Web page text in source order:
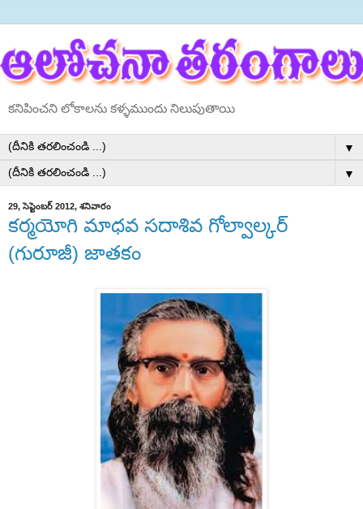
కనిపించని లోకాలను కళ్ళముందు నిలుపుతాయి
▼
▼
29, సెప్టెంబర్ 2012, శనివారం
కర్మయోగి మాధవ సదాశివ గోల్వాల్కర్
(గురూజీ) జాతకం